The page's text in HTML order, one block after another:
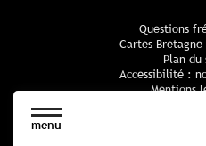
menu
Questions
Cartes Bretagne
Plan du
Accessibilité :
Mentions
Politique